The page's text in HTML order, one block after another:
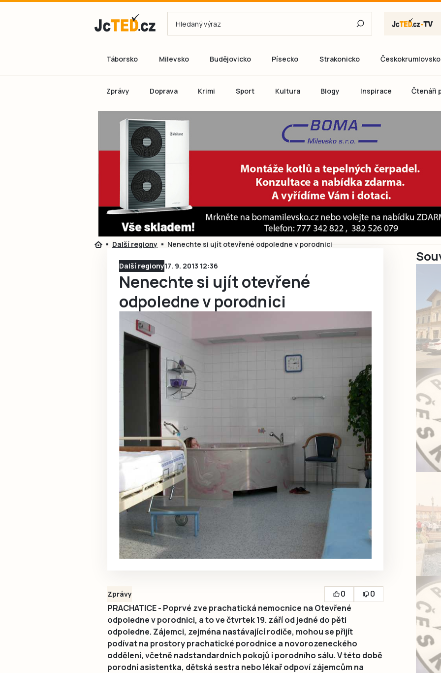
Ještě nemám
Táborsko Milevsko Budějovicko Písecko Strakonicko Českokrumlovsko
Zprávy Doprava Krimi Sport Kultura Blogy Inspirace Čtenáři
Další regiony Nenechte si ujít otevřené odpoledne v porodnici
Další regiony17. 9. 2013 12:36
Nenechte si ujít otevřené
odpoledne v porodnici
Zprávy 0
0
PRACHATICE - Poprvé zve prachatická nemocnice na Otevřené
odpoledne v porodnici, a to ve čtvrtek 19. září od jedné do pěti
odpoledne. Zájemci, zejména nastávající rodiče, mohou se přijít
podívat na prostory prachatické porodnice a novorozeneckého
oddělení, včetně nadstandardních pokojů i porodního sálu. V této době
porodní asistentka, dětská sestra nebo lékař odpoví zájemcům na